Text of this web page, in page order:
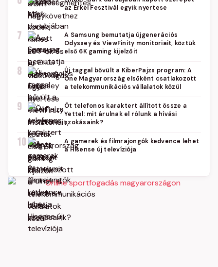
az Erkel Fesztivál egyik nyertese
7
A Samsung bemutatja újgenerációs
Odyssey és ViewFinity monitoriait, köztük
első 6K gaming kijelzőit
8
Új taggal bővült a KiberPajzs program: A
One Magyarország elsőként csatlakozott
a telekommunikációs vállalatok közül
9
Öt telefonos karaktert állított össze a
Yettel: mit árulnak el rólunk a hívási
szokásaink?
10
A gamerek és filmrajongók kedvence lehet
a Hisense új televíziója